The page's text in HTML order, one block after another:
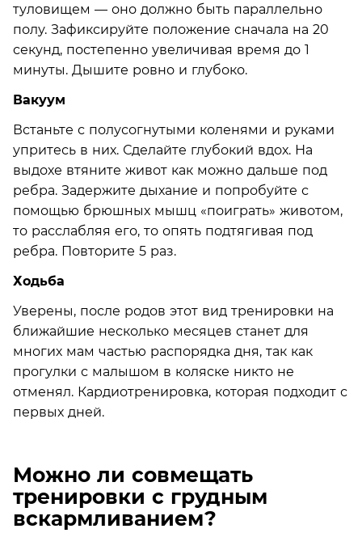
туловищем — оно должно быть параллельно
полу. Зафиксируйте положение сначала на 20
секунд, постепенно увеличивая время до 1
минуты. Дышите ровно и глубоко.
Вакуум
Встаньте с полусогнутыми коленями и руками
упритесь в них. Сделайте глубокий вдох. На
выдохе втяните живот как можно дальше под
ребра. Задержите дыхание и попробуйте с
помощью брюшных мышц «поиграть» животом,
то расслабляя его, то опять подтягивая под
ребра. Повторите 5 раз.
Ходьба
Уверены, после родов этот вид тренировки на
ближайшие несколько месяцев станет для
многих мам частью распорядка дня, так как
прогулки с малышом в коляске никто не
отменял. Кардиотренировка, которая подходит с
первых дней.
Можно ли совмещать
тренировки с грудным
вскармливанием?